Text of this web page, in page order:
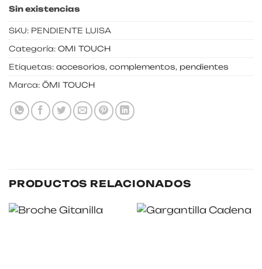
Sin existencias
SKU: PENDIENTE LUISA
Categoría: OMI TOUCH
Etiquetas: accesorios, complementos, pendientes
Marca: ŌMI TOUCH
PRODUCTOS RELACIONADOS